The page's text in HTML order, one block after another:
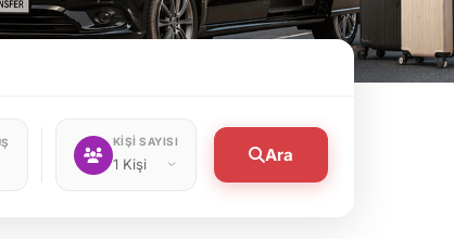
KİŞİ SAYISI
1 Kişi Ara